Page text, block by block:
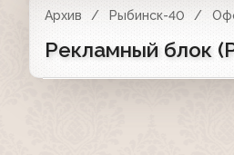
Архив Рыбинск-40
Рекламный блок